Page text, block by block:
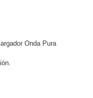
Onda Pura